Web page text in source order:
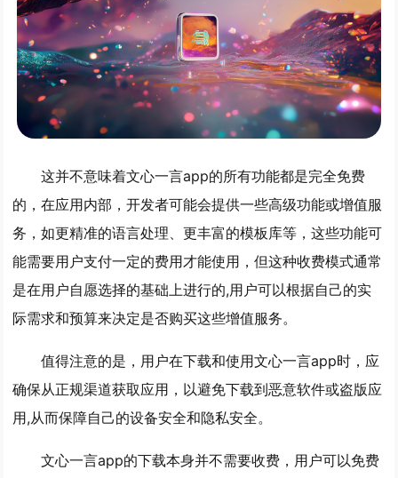
这并不意味着文心一言app的所有功能都是完全免费
的，在应用内部，开发者可能会提供一些高级功能或增值服
务，如更精准的语言处理、更丰富的模板库等，这些功能可
能需要用户支付一定的费用才能使用，但这种收费模式通常
是在用户自愿选择的基础上进行的,用户可以根据自己的实
际需求和预算来决定是否购买这些增值服务。
值得注意的是，用户在下载和使用文心一言app时，应
确保从正规渠道获取应用，以避免下载到恶意软件或盗版应
用,从而保障自己的设备安全和隐私安全。
文心一言app的下载本身并不需要收费，用户可以免费